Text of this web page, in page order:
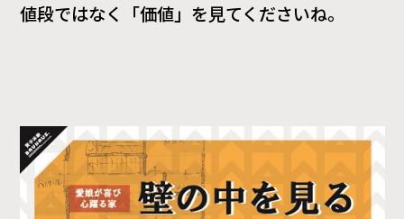
値段ではなく「価値」を見てくださいね。